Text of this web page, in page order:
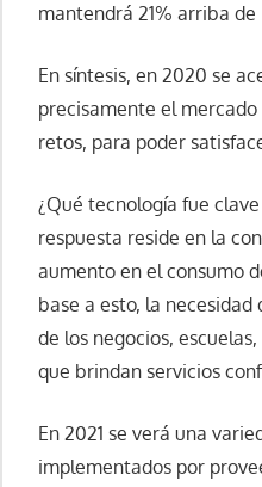
mantendrá 21% arriba
En síntesis, en 2020 se
precisamente el
retos, para poder
¿Qué tecnología fue
respuesta reside en la
aumento en el consumo
base a esto, la
de los negocios,
que brindan servicios
En 2021 se verá una
implementados por